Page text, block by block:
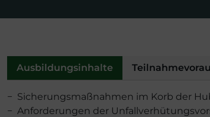
Ausbildungsinhalte
− Sicherungsmaßnahmen im Korb der
− Anforderungen der